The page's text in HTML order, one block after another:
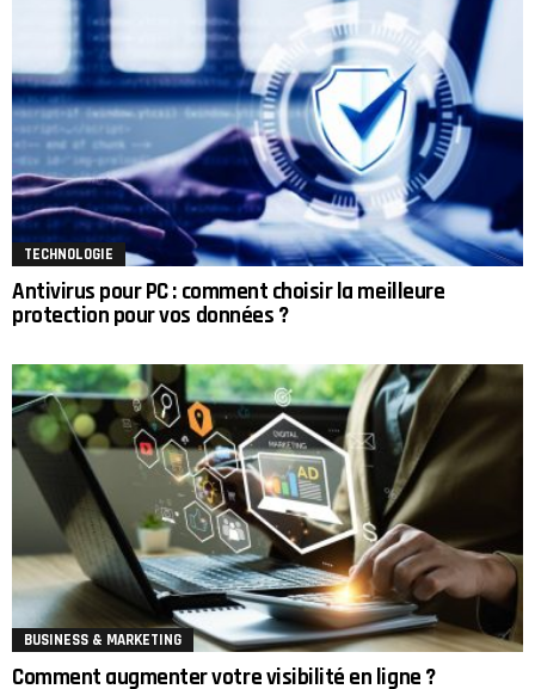
TECHNOLOGIE
Antivirus pour PC : comment choisir la meilleure
protection pour vos données ?
BUSINESS & MARKETING
Comment augmenter votre visibilité en ligne ?